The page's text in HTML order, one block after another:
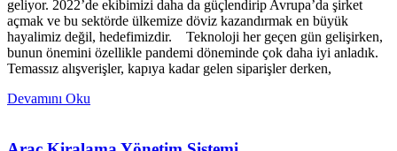
geliyor. 2022’de ekibimizi daha da güçlendirip Avrupa’da şirket
açmak ve bu sektörde ülkemize döviz kazandırmak en büyük
hayalimiz değil, hedefimizdir. Teknoloji her geçen gün gelişirken,
bunun önemini özellikle pandemi döneminde çok daha iyi anladık.
Temassız alışverişler, kapıya kadar gelen siparişler derken,
Devamını Oku